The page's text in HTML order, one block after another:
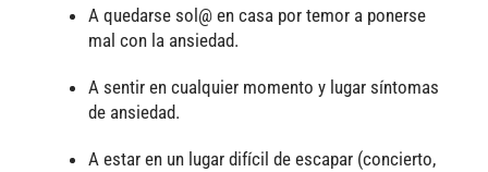
A quedarse sol@ en casa por temor a ponerse
mal con la ansiedad.
A sentir en cualquier momento y lugar síntomas
de ansiedad.
A estar en un lugar difícil de escapar (concierto,